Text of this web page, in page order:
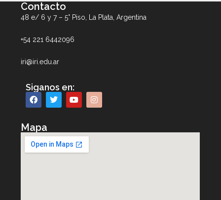
Contacto
48 e/ 6 y 7 – 5° Piso, La Plata, Argentina
+54 221 6442096
iri@iri.edu.ar
Siganos en:
Mapa